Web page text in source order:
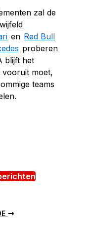
zal de
en Red Bull
proberen
blijft het
vooruit moet,
teams